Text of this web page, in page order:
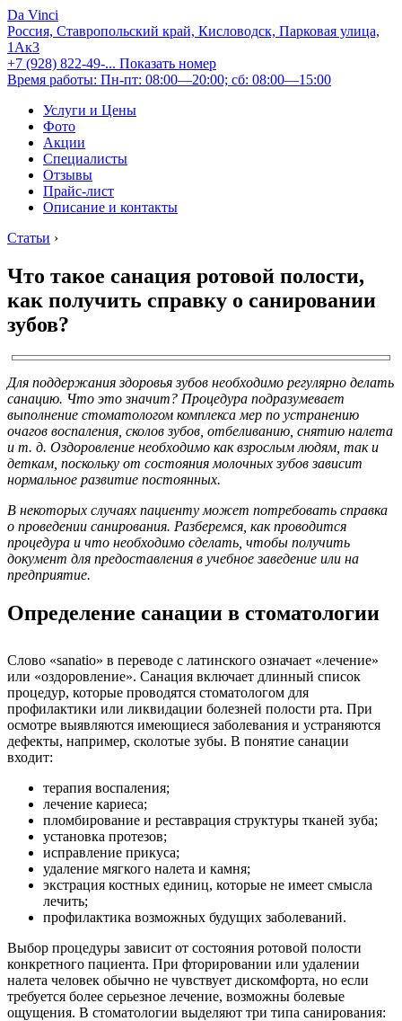
Da Vinci
Россия, Ставропольский край, Кисловодск, Парковая улица,
1Ак3
+7 (928) 822-49-... Показать номер
Время работы: Пн-пт: 08:00—20:00; сб: 08:00—15:00
Услуги и Цены
Фото
Акции
Специалисты
Отзывы
Прайс-лист
Описание и контакты
Статьи ›
Что такое санация ротовой полости,
как получить справку о санировании
зубов?
Для поддержания здоровья зубов необходимо регулярно делать
санацию. Что это значит? Процедура подразумевает
выполнение стоматологом комплекса мер по устранению
очагов воспаления, сколов зубов, отбеливанию, снятию налета
и т. д. Оздоровление необходимо как взрослым людям, так и
деткам, поскольку от состояния молочных зубов зависит
нормальное развитие постоянных.
В некоторых случаях пациенту может потребовать справка
о проведении санирования. Разберемся, как проводится
процедура и что необходимо сделать, чтобы получить
документ для предоставления в учебное заведение или на
предприятие.
Определение санации в стоматологии
Слово «sanatio» в переводе с латинского означает «лечение»
или «оздоровление». Санация включает длинный список
процедур, которые проводятся стоматологом для
профилактики или ликвидации болезней полости рта. При
осмотре выявляются имеющиеся заболевания и устраняются
дефекты, например, сколотые зубы. В понятие санации
входит:
терапия воспаления;
лечение кариеса;
пломбирование и реставрация структуры тканей зуба;
установка протезов;
исправление прикуса;
удаление мягкого налета и камня;
экстрация костных единиц, которые не имеет смысла
лечить;
профилактика возможных будущих заболеваний.
Выбор процедуры зависит от состояния ротовой полости
конкретного пациента. При фторировании или удалении
налета человек обычно не чувствует дискомфорта, но если
требуется более серьезное лечение, возможны болевые
ощущения. В стоматологии выделяют три типа санирования: